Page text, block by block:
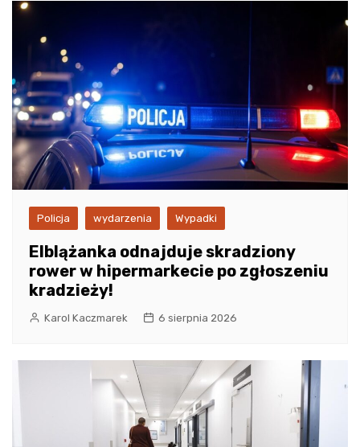
Policja wydarzenia Wypadki
Elblążanka odnajduje skradziony
rower w hipermarkecie po zgłoszeniu
kradzieży!
Karol Kaczmarek 6 sierpnia 2026